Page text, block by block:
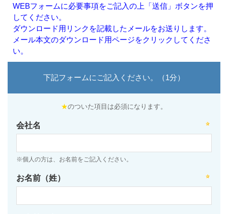
WEBフォームに必要事項をご記入の上「送信」ボタンを押
してください。
ダウンロード用リンクを記載したメールをお送りします。
メール本文のダウンロード用ページをクリックしてくださ
い。
下記フォームにご記入ください。（1分）
★のついた項目は必須になります。
会社名
※個人の方は、お名前をご記入ください。
お名前（姓）